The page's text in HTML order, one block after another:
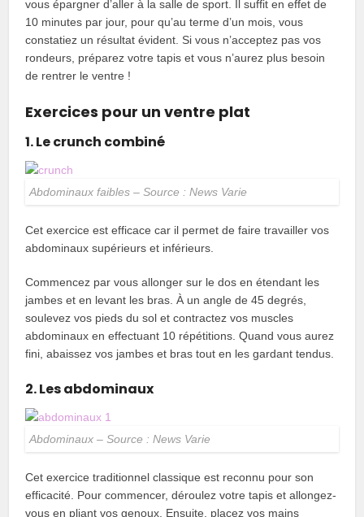
vous épargner d’aller à la salle de sport. Il suffit en effet de
10 minutes par jour, pour qu’au terme d’un mois, vous
constatiez un résultat évident. Si vous n’acceptez pas vos
rondeurs, préparez votre tapis et vous n’aurez plus besoin
de rentrer le ventre !
Exercices pour un ventre plat
1. Le crunch combiné
Abdominaux faibles – Source : News Varie
Cet exercice est efficace car il permet de faire travailler vos
abdominaux supérieurs et inférieurs.
Commencez par vous allonger sur le dos en étendant les
jambes et en levant les bras. À un angle de 45 degrés,
soulevez vos pieds du sol et contractez vos muscles
abdominaux en effectuant 10 répétitions. Quand vous aurez
fini, abaissez vos jambes et bras tout en les gardant tendus.
2. Les abdominaux
Abdominaux – Source : News Varie
Cet exercice traditionnel classique est reconnu pour son
efficacité. Pour commencer, déroulez votre tapis et allongez-
vous en pliant vos genoux. Ensuite, placez vos mains